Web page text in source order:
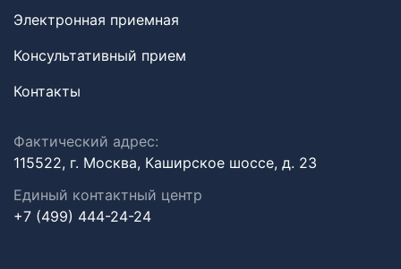
Электронная приемная
Консультативный прием
Контакты
Фактический адрес:
115522, г. Москва, Каширское шоссе, д. 23
Единый контактный центр
+7 (499) 444-24-24